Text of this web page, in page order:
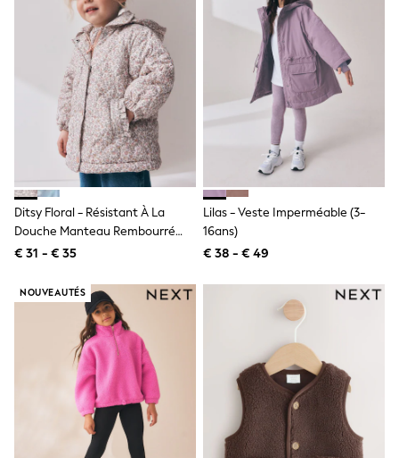
Shorts & Skirts
Coats & Jackets
Sweatshirts & Hoodies
Knitwear
Trousers & Leggings
Sets & Outfits
Tops
Nightwear & Pyjamas
Jumpsuits & Playsuits
Jeans
Shirts & Blouses
Swimwear
Sportswear
Dungarees
Multipacks
Tops
Dresses
Shorts
Skirts
Sandals & Sliders
Rash Vests
Sun Safe Swimwear
Sun Hats & Caps
Denim Jackets
Raincoats
Ditsy Floral - Résistant À La
Douche Manteau Rembourré
(3mths-7yrs)
€ 31 - € 35
Lilas - Veste Imperméable (3-
16ans)
€ 38 - € 49
NOUVEAUTÉS